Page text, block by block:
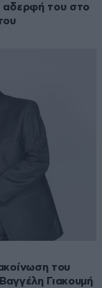
αδερφή του στο
του
Γιακουμή